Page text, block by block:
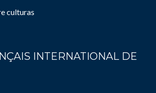
culturas
INTERNATIONAL DE